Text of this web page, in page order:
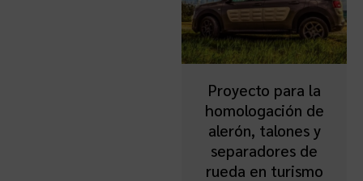
Proyecto para la
homologación de
alerón, talones y
separadores de
rueda en turismo